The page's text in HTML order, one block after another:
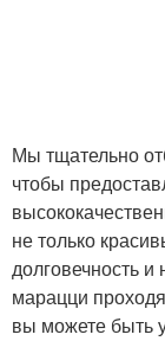
Мы тщательно
чтобы
не только
долговечность
марацци
вы можете быть